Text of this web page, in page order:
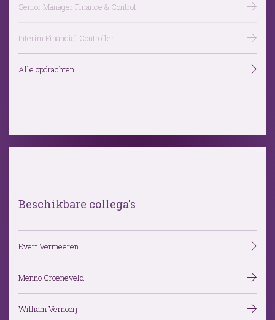
Senior Manager Finance & Control
Interim Financial Controller
Alle opdrachten
Beschikbare collega's
Evert Vermeeren
Menno Groeneveld
William Vernooij